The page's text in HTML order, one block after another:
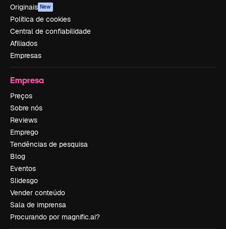
Originais New
Política de cookies
Central de confiabilidade
Afiliados
Empresas
Empresa
Preços
Sobre nós
Reviews
Emprego
Tendências de pesquisa
Blog
Eventos
Slidesgo
Vender conteúdo
Sala de imprensa
Procurando por magnific.ai?